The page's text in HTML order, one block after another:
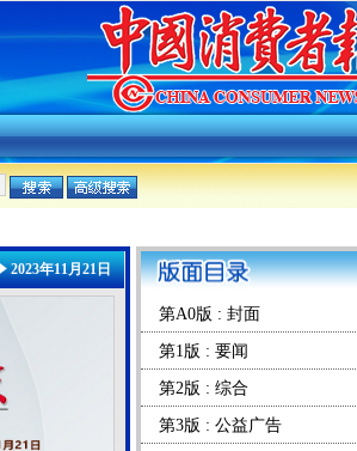
2023年11月21日
第A0版 : 封面
第1版 : 要闻
第2版 : 综合
第3版 : 公益广告